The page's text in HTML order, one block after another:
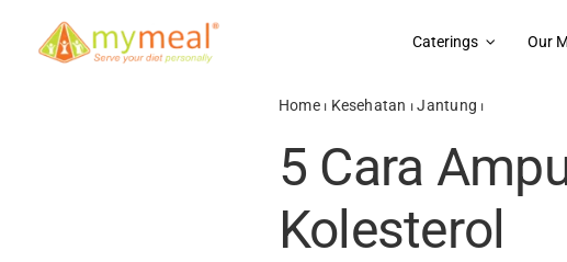
content
Caterings Our
Home⏐ Kesehatan ⏐Jantung ⏐
5 Cara
Kolesterol